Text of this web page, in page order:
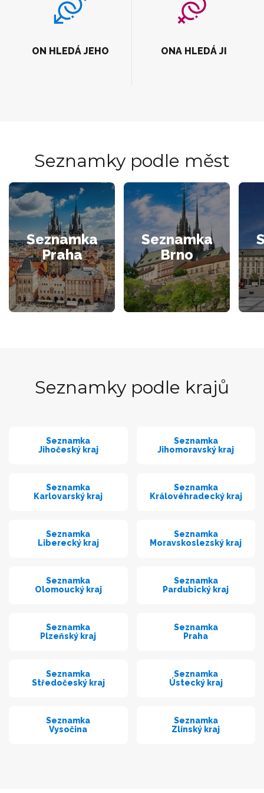
ON HLEDÁ JEHO ONA HLEDÁ JI
Seznamky podle měst
Seznamka
Praha
Seznamka
Brno
Seznamky podle krajů
Seznamka
Jihočeský kraj
Seznamka
Jihomoravský kraj
Seznamka
Karlovarský kraj
Seznamka
Královéhradecký kraj
Seznamka
Liberecký kraj
Seznamka
Moravskoslezský kraj
Seznamka
Olomoucký kraj
Seznamka
Pardubický kraj
Seznamka
Plzeňský kraj
Seznamka
Praha
Seznamka
Středočeský kraj
Seznamka
Ústecký kraj
Seznamka
Vysočina
Seznamka
Zlínský kraj